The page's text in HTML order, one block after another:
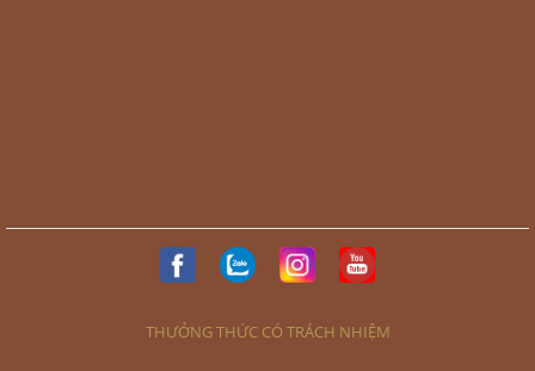
THƯỞNG THỨC CÓ TRÁCH NHIỆM